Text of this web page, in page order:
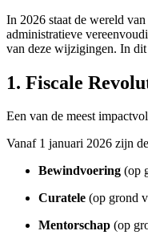
In 2026 staat de wereld
administratieve
van deze wijzigingen. In
1. Fiscale
Een van de meest
Vanaf 1 januari 2026 zijn
Bewindvoering (op
Curatele (op grond
Mentorschap (op